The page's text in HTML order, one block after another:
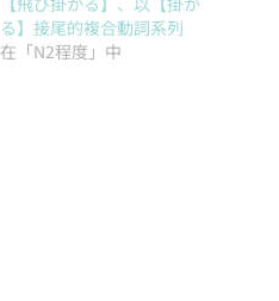
る】接尾的複合動詞系列
在「N2程度」中